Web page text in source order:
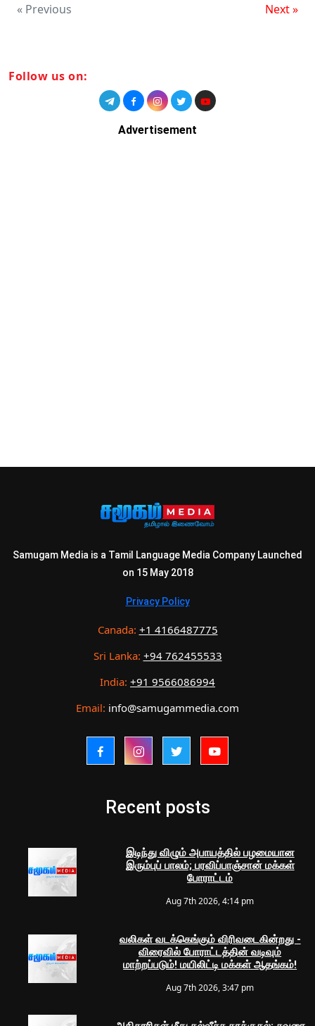
« Previous Next »
Follow us on:
Advertisement
Samugam Media is a Tamil Language Media Company Launched
on 15 May 2018
Privacy Policy
Canada: +1 4166487775
Sri Lanka: +94 762455533
India: +91 9566086994
Email: info@samugammedia.com
Recent posts
இடிந்து விழும் அபாயத்தில் பழமையான
இரும்புப் பாலம்; பரவிப்பாஞ்சான் மக்கள்
போராட்டம்
Aug 7th 2026, 4:14 pm
வலிகள் வடக்கெங்கும் விரிவடைகின்றது -
விரைவில் போராட்டத்தின் வடிவும்
மாற்றப்படும்! மயிலிட்டி மக்கள் ஆதங்கம்!
Aug 7th 2026, 3:47 pm